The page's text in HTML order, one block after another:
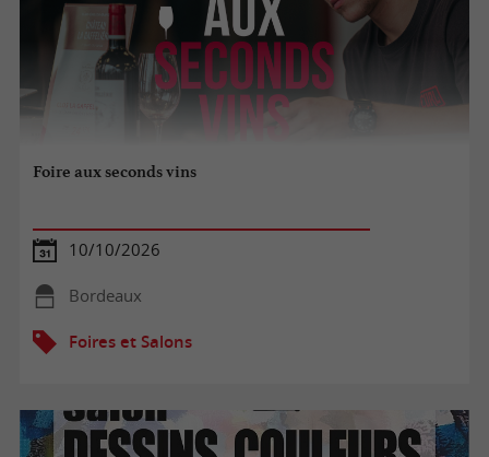
Foire aux seconds vins
10/10/2026
Bordeaux
Foires et Salons